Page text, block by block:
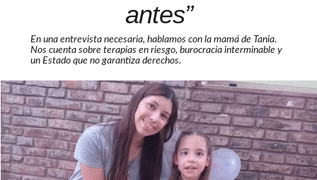
antes”
En una entrevista necesaria, hablamos con la mamá de Tania.
Nos cuenta sobre terapias en riesgo, burocracia interminable y
un Estado que no garantiza derechos.